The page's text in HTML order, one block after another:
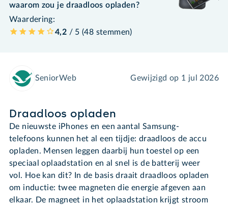
waarom zou je draadloos opladen?
Waardering:
4,2 / 5 (48 stemmen)
SeniorWeb Gewijzigd op 1 jul 2026
Draadloos opladen
De nieuwste iPhones en een aantal Samsung-
telefoons kunnen het al een tijdje: draadloos de accu
opladen. Mensen leggen daarbij hun toestel op een
speciaal oplaadstation en al snel is de batterij weer
vol. Hoe kan dit? In de basis draait draadloos opladen
om inductie: twee magneten die energie afgeven aan
elkaar. De magneet in het oplaadstation krijgt stroom